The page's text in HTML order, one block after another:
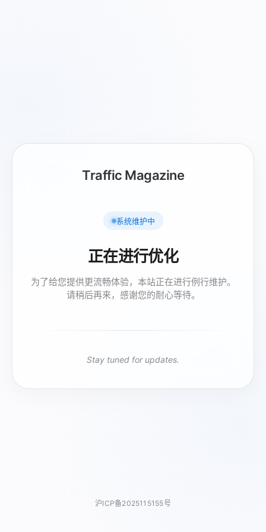
Traffic Magazine
系统维护中
正在进行优化
为了给您提供更流畅体验，本站正在进行例行维护。
请稍后再来，感谢您的耐心等待。
Stay tuned for updates.
沪ICP备2025115155号